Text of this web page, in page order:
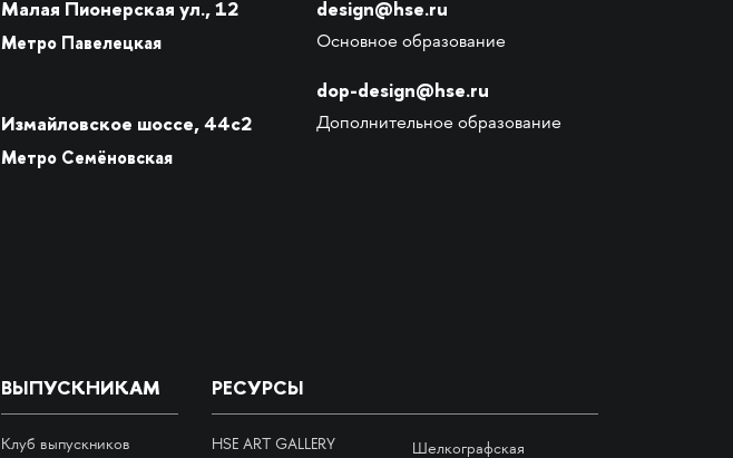
Малая Пионерская ул., 12
Метро Павелецкая
Измайловское шоссе, 44с2
Метро Семёновская
design@hse.ru
Основное образование
dop-design@hse.ru
Дополнительное образование
ВЫПУСКНИКАМ
Клуб выпускников
РЕСУРСЫ
HSE ART GALLERY
Шелкографская